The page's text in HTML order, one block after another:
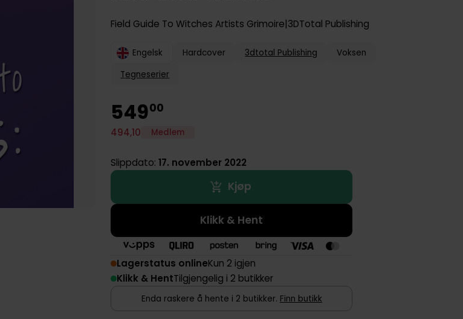
Field Guide To Witches Artists Grimoire 3DTotal Publishing
Engelsk Hardcover 3dtotal Publishing
Voksen
Tegneserier
54900
494,10 Medlem
Slippdato:17. november 2022
Kjøp
Klikk & Hent
Lagerstatus onlineKun 2 igjen
Klikk & HentTilgjengelig i 2 butikker
Enda raskere å hente i 2 butikker. Finn butikk